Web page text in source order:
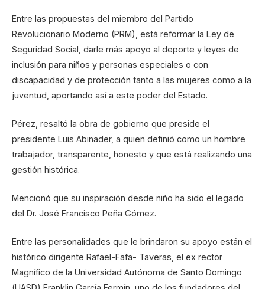
Entre las propuestas del miembro del Partido
Revolucionario Moderno (PRM), está reformar la Ley de
Seguridad Social, darle más apoyo al deporte y leyes de
inclusión para niños y personas especiales o con
discapacidad y de protección tanto a las mujeres como a la
juventud, aportando así a este poder del Estado.
Pérez, resaltó la obra de gobierno que preside el
presidente Luis Abinader, a quien definió como un hombre
trabajador, transparente, honesto y que está realizando una
gestión histórica.
Mencionó que su inspiración desde niño ha sido el legado
del Dr. José Francisco Peña Gómez.
Entre las personalidades que le brindaron su apoyo están el
histórico dirigente Rafael-Fafa- Taveras, el ex rector
Magnífico de la Universidad Autónoma de Santo Domingo